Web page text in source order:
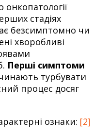
стадіях
безсимптомно чи
хворобливі
Перші симптоми
турбувати
процес досяг
ознаки: [2]